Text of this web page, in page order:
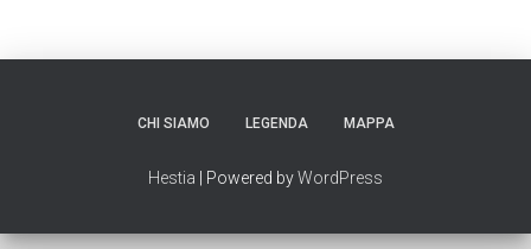
CHI SIAMO LEGENDA MAPPA
Hestia | Powered byWordPress